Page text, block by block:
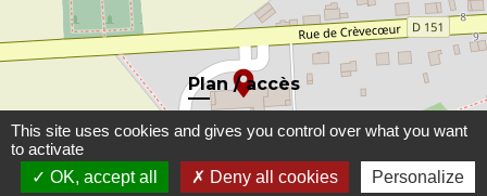
Plan / accès
location_on
This site uses cookies and gives you control over what you want
to activate
OK, accept all
Deny all cookies Personalize